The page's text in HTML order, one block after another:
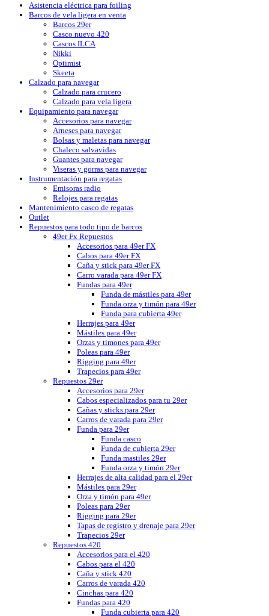
Asistencia eléctrica para foiling
Barcos de vela ligera en venta
Barcos 29er
Casco nuevo 420
Cascos ILCA
Nikki
Optimist
Skeeta
Calzado para navegar
Calzado para crucero
Calzado para vela ligera
Equipamiento para navegar
Accesorios para navegar
Arneses para navegar
Bolsas y maletas para navegar
Chaleco salvavidas
Guantes para navegar
Viseras y gorras para navegar
Instrumentación para regatas
Emisoras radio
Relojes para regatas
Mantenimiento casco de regatas
Outlet
Repuestos para todo tipo de barcos
49er Fx Repuestos
Accesorios para 49er FX
Cabos para 49er FX
Caña y stick para 49er FX
Carro varada para 49er FX
Fundas para 49er
Funda de mástiles para 49er
Funda orza y timón para 49er
Funda para cubierta 49er
Herrajes para 49er
Mástiles para 49er
Orzas y timones para 49er
Poleas para 49er
Rigging para 49er
Trapecios para 49er
Repuestos 29er
Accesorios para 29er
Cabos especializados para tu 29er
Cañas y sticks para 29er
Carros de varada para 29er
Funda para 29er
Funda casco
Funda de cubierta 29er
Funda mastiles 29er
Funda orza y timón 29er
Herrajes de alta calidad para el 29er
Mástiles para 29er
Orza y timón para 49er
Poleas para 29er
Rigging para 29er
Tapas de registro y drenaje para 29er
Trapecios 29er
Repuestos 420
Accesorios para el 420
Cabos para el 420
Caña y stick 420
Carros de varada 420
Cinchas para 420
Fundas para 420
Funda cubierta para 420